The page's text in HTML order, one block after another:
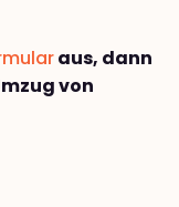
aus, dann
von